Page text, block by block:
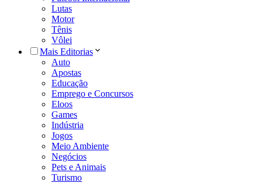
Lutas
Motor
Tênis
Vôlei
Mais Editorias
Auto
Apostas
Educação
Emprego e Concursos
Eloos
Games
Indústria
Jogos
Meio Ambiente
Negócios
Pets e Animais
Turismo